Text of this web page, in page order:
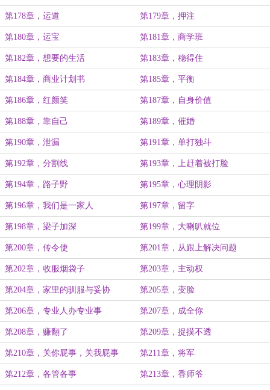
第178章，运道 第179章，押注
第180章，运宝 第181章，商学班
第182章，想要的生活 第183章，稳得住
第184章，商业计划书 第185章，平衡
第186章，红颜笑 第187章，自身价值
第188章，靠自己 第189章，催婚
第190章，泄漏 第191章，单打独斗
第192章，分割线 第193章，上赶着被打脸
第194章，路子野 第195章，心理阴影
第196章，我们是一家人 第197章，留字
第198章，梁子加深 第199章，大喇叭就位
第200章，传令使 第201章，从跟上解决问题
第202章，收服烟袋子 第203章，主动权
第204章，家里的驯服与妥协 第205章，变脸
第206章，专业人办专业事 第207章，成全你
第208章，赚翻了 第209章，捉摸不透
第210章，关你屁事，关我屁事 第211章，将军
第212章，各管各事 第213章，香师爷